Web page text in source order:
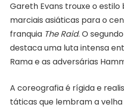
Gareth Evans trouxe o
marciais asiáticas para o
franquia The Raid. O
destaca uma luta intensa
Rama e as adversárias
A coreografia é rígida e
táticas que lembram a